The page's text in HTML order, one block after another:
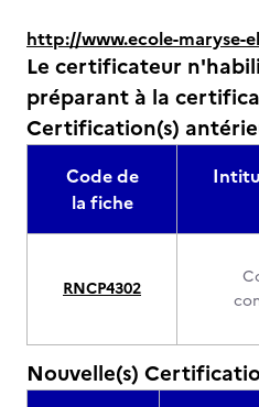
http://www.ecole-maryse-
Le certificateur
préparant à la
Certification(s)
Code de
la fiche
RNCP4302
Nouvelle(s)